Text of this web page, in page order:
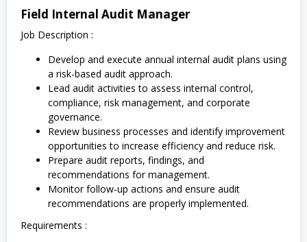
Field Internal Audit Manager
Job Description :
Develop and execute annual internal audit plans using
a risk-based audit approach.
Lead audit activities to assess internal control,
compliance, risk management, and corporate
governance.
Review business processes and identify improvement
opportunities to increase efficiency and reduce risk.
Prepare audit reports, findings, and
recommendations for management.
Monitor follow-up actions and ensure audit
recommendations are properly implemented.
Requirements :